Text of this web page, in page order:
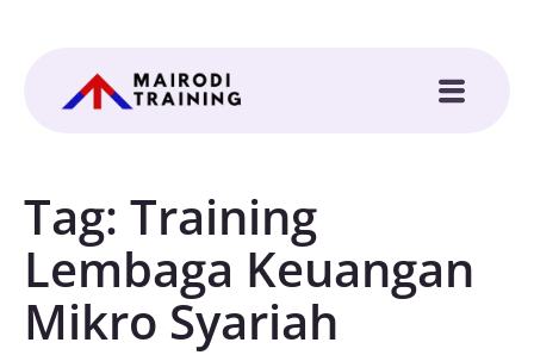
Tag: Training
Lembaga Keuangan
Mikro Syariah